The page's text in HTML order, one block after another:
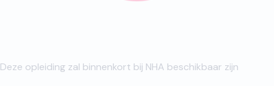
Deze opleiding zal binnenkort bij NHA beschikbaar zijn